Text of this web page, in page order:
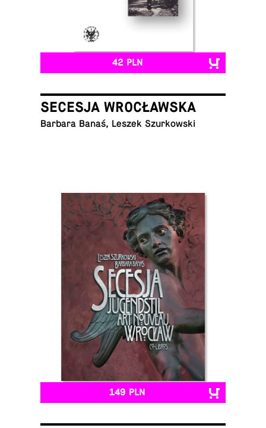
42 PLN
SECESJA WROCŁAWSKA
Barbara Banaś, Leszek Szurkowski
149 PLN